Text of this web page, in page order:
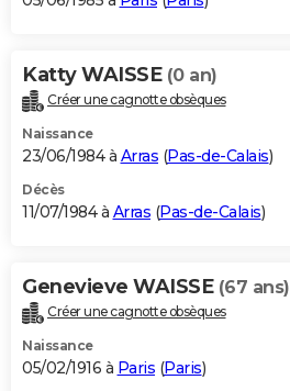
Katty WAISSE (0 an)
Créer une cagnotte obsèques
Naissance
23/06/1984 à Arras (Pas-de-Calais)
Décès
11/07/1984 à Arras (Pas-de-Calais)
Genevieve WAISSE (67 ans)
Créer une cagnotte obsèques
Naissance
05/02/1916 à Paris (Paris)